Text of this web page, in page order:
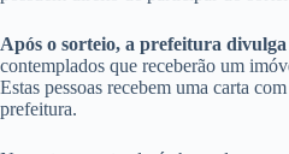
Após o sorteio, a prefeitura
contemplados que receberão um
Estas pessoas recebem uma carta
prefeitura.